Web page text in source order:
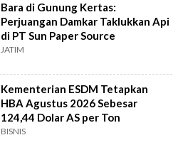
Bara di Gunung Kertas:
Perjuangan Damkar Taklukkan Api
di PT Sun Paper Source
JATIM
Kementerian ESDM Tetapkan
HBA Agustus 2026 Sebesar
124,44 Dolar AS per Ton
BISNIS